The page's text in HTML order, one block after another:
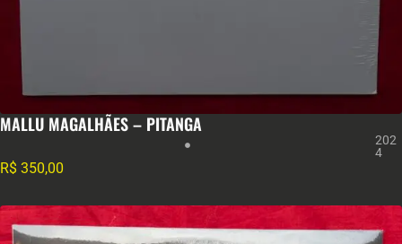
MALLU MAGALHÃES – PITANGA
202
4
R$ 350,00